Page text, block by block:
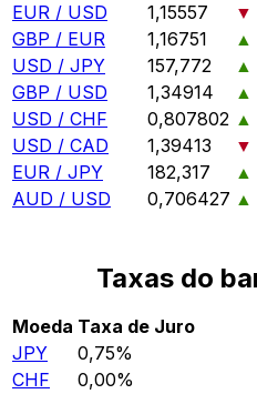
EUR / USD
1,15557
▼
GBP / EUR
1,16751
▲
USD / JPY
157,772
▲
GBP / USD
1,34914
▲
USD / CHF
0,807802 ▲
USD / CAD
1,39413
▼
EUR / JPY
182,317
▲
AUD / USD
0,706427 ▲
Taxas do
Moeda Taxa de Juro
JPY
0,75%
CHF
0,00%